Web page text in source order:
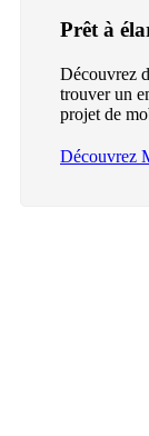
Prêt à
Découvrez
trouver un
projet de
Découvrez